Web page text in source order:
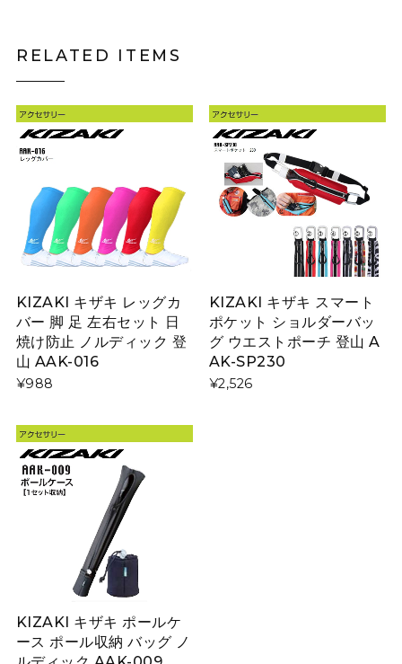
RELATED ITEMS
KIZAKI キザキ レッグカ
バー 脚 足 左右セット 日
焼け防止 ノルディック 登
山 AAK-016
¥988
KIZAKI キザキ スマート
ポケット ショルダーバッ
グ ウエストポーチ 登山 A
AK-SP230
¥2,526
KIZAKI キザキ ポールケ
ース ポール収納 バッグ ノ